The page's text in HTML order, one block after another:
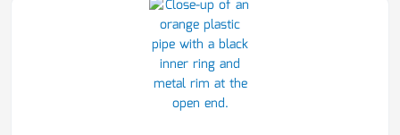
kloakrør
m/mf.,